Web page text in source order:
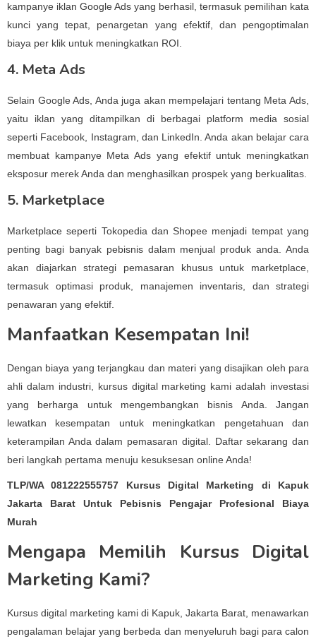
kampanye iklan Google Ads yang berhasil, termasuk pemilihan kata
kunci yang tepat, penargetan yang efektif, dan pengoptimalan
biaya per klik untuk meningkatkan ROI.
4. Meta Ads
Selain Google Ads, Anda juga akan mempelajari tentang Meta Ads,
yaitu iklan yang ditampilkan di berbagai platform media sosial
seperti Facebook, Instagram, dan LinkedIn. Anda akan belajar cara
membuat kampanye Meta Ads yang efektif untuk meningkatkan
eksposur merek Anda dan menghasilkan prospek yang berkualitas.
5. Marketplace
Marketplace seperti Tokopedia dan Shopee menjadi tempat yang
penting bagi banyak pebisnis dalam menjual produk anda. Anda
akan diajarkan strategi pemasaran khusus untuk marketplace,
termasuk optimasi produk, manajemen inventaris, dan strategi
penawaran yang efektif.
Manfaatkan Kesempatan Ini!
Dengan biaya yang terjangkau dan materi yang disajikan oleh para
ahli dalam industri, kursus digital marketing kami adalah investasi
yang berharga untuk mengembangkan bisnis Anda. Jangan
lewatkan kesempatan untuk meningkatkan pengetahuan dan
keterampilan Anda dalam pemasaran digital. Daftar sekarang dan
beri langkah pertama menuju kesuksesan online Anda!
TLP/WA 081222555757 Kursus Digital Marketing di Kapuk
Jakarta Barat Untuk Pebisnis Pengajar Profesional Biaya
Murah
Mengapa Memilih Kursus Digital
Marketing Kami?
Kursus digital marketing kami di Kapuk, Jakarta Barat, menawarkan
pengalaman belajar yang berbeda dan menyeluruh bagi para calon